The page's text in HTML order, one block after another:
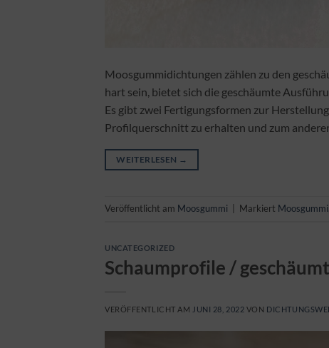
Moosgummidichtungen zählen zu den
hart sein, bietet sich die geschäumte
Es gibt zwei Fertigungsformen zur
Profilquerschnitt zu erhalten und zum
WEITERLESEN →
Veröffentlicht am Moosgummi Markiert Moosgummi
UNCATEGORIZED
Schaumprofile /
VERÖFFENTLICHT AM JUNI 28, 2022 VON